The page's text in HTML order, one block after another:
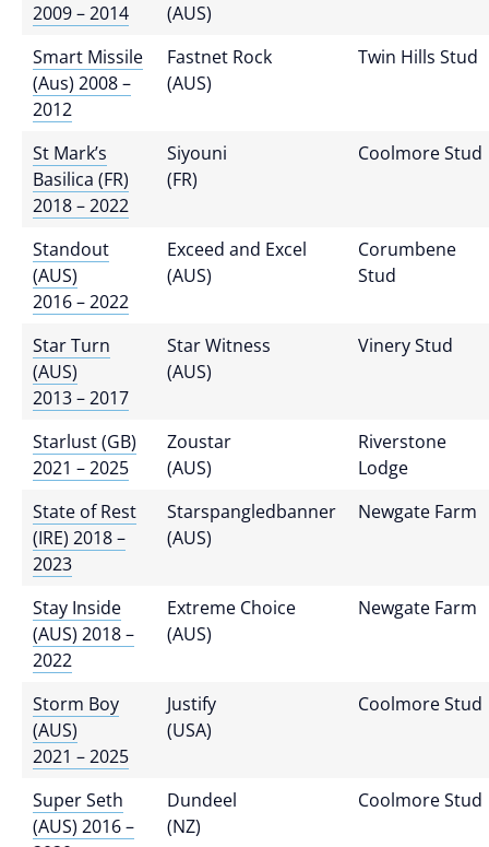
2009 – 2014
(AUS)
Smart Missile
(Aus) 2008 –
2012
Fastnet Rock
(AUS)
Twin Hills Stud
St Mark’s
Basilica (FR)
2018 – 2022
Siyouni
(FR)
Coolmore Stud
Standout
(AUS)
2016 – 2022
Exceed and Excel
(AUS)
Corumbene
Stud
Star Turn
(AUS)
2013 – 2017
Star Witness
(AUS)
Vinery Stud
Starlust (GB)
2021 – 2025
Zoustar
(AUS)
Riverstone
Lodge
State of Rest
(IRE) 2018 –
2023
Starspangledbanner
(AUS)
Newgate Farm
Stay Inside
(AUS) 2018 –
2022
Extreme Choice
(AUS)
Newgate Farm
Storm Boy
(AUS)
2021 – 2025
Justify
(USA)
Coolmore Stud
Super Seth
(AUS) 2016 –
Dundeel
(NZ)
Coolmore Stud